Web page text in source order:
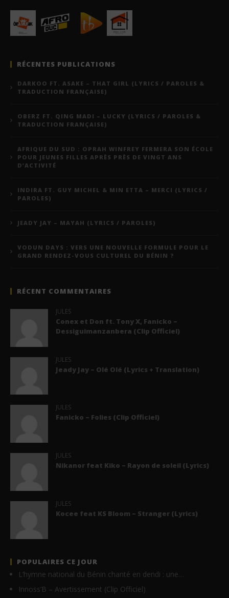
RÉCENTES PUBLICATIONS
DARKOO FT. ASAKE – THAT GIRL (LYRICS / PAROLES &
TRADUCTION FRANÇAISE)
OBERZ FT. QING MADI – LUCKY (LYRICS / PAROLES &
TRADUCTION FRANÇAISE)
AFRIQUE DU SUD : OPRAH WINFREY FERMERA SON ÉCOLE
POUR JEUNES FILLES APRÈS PRÈS DE VINGT ANS
D’ACTIVITÉ
INDIRA FT. GUY MICHEL & MIN ETTA – MERCI (LYRICS /
PAROLES)
JEADY JAY – MAYAH (LYRICS / PAROLES)
VODUN DAYS : VERS UNE NOUVELLE FORMULE POUR LE
GRAND RENDEZ-VOUS CULTUREL DU BÉNIN ?
RÉCENT COMMENTAIRES
JULES
Conex et Don ft. Tony X, Fanicko –
Dessiguimanzanbera (Clip Officiel)
JULES
Jeady Jay – Olé Olé (Lyrics + Translation)
JULES
Fanicko – Folies (Clip Officiel)
JULES
Nikanor feat Kiko – Rayon de soleil (Lyrics)
JULES
Kocee feat KS Bloom – Stranger (Lyrics)
POPULAIRES CE JOUR
L’hymne national du Bénin chanté en dendi : une…
Innoss’B – Avertissement (Clip Officiel)